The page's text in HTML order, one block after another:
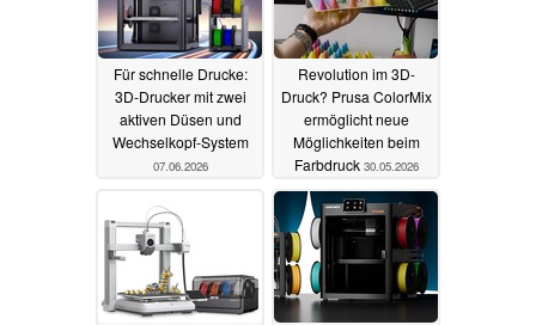
Für schnelle Drucke:
3D-Drucker mit zwei
aktiven Düsen und
Wechselkopf-System
07.06.2026
Revolution im 3D-
Druck? Prusa ColorMix
ermöglicht neue
Möglichkeiten beim
Farbdruck 30.05.2026